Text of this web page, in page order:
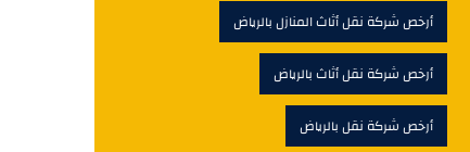
أرخص شركة نقل أثاث المنازل بالرياض
أرخص شركة نقل أثاث بالرياض
أرخص شركة نقل بالرياض